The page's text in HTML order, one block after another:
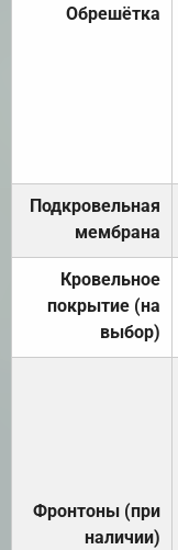
Обрешётка
Подкровельная
мембрана
Кровельное
покрытие (на
выбор)
Фронтоны (при
наличии)